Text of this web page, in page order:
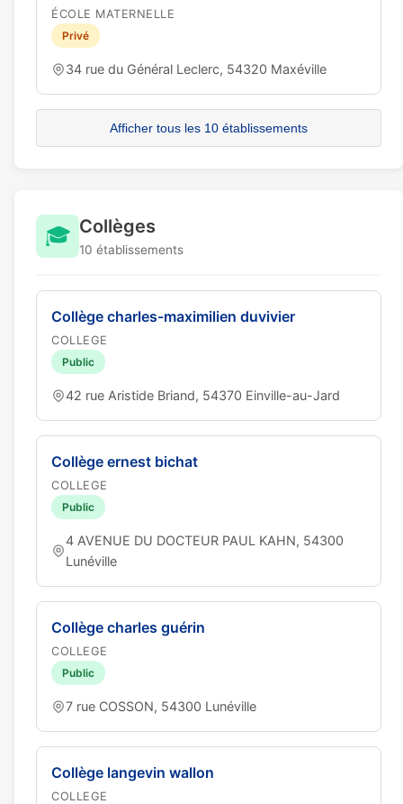
ÉCOLE MATERNELLE
Privé
34 rue du Général Leclerc, 54320 Maxéville
Afficher tous les 10 établissements
🎓 Collèges
10 établissements
Collège charles-maximilien duvivier
COLLEGE
Public
42 rue Aristide Briand, 54370 Einville-au-Jard
Collège ernest bichat
COLLEGE
Public
4 AVENUE DU DOCTEUR PAUL KAHN, 54300
Lunéville
Collège charles guérin
COLLEGE
Public
7 rue COSSON, 54300 Lunéville
Collège langevin wallon
COLLEGE